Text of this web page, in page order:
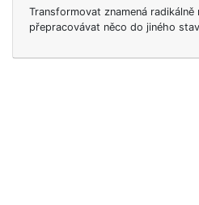
Transformovat znamená
přepracovávat něco do jiného